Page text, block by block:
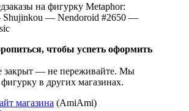
на фигурку Metaphor:
Shujinkou — Nendoroid #2650 —
чтобы успеть оформить
закрыт — не переживайте. Мы
в других магазинах.
магазина (AmiAmi)